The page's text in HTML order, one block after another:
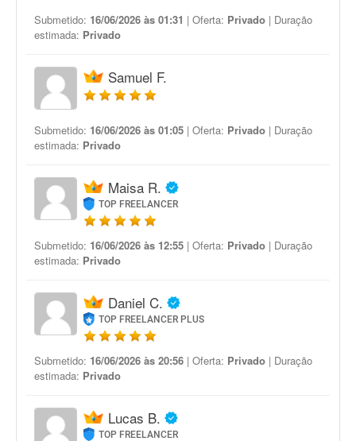
Submetido: 16/06/2026 às 01:31 | Oferta: Privado | Duração
estimada: Privado
Samuel F.
Submetido: 16/06/2026 às 01:05 | Oferta: Privado | Duração
estimada: Privado
Maisa R.
TOP FREELANCER
Submetido: 16/06/2026 às 12:55 | Oferta: Privado | Duração
estimada: Privado
Daniel C.
TOP FREELANCER PLUS
Submetido: 16/06/2026 às 20:56 | Oferta: Privado | Duração
estimada: Privado
Lucas B.
TOP FREELANCER